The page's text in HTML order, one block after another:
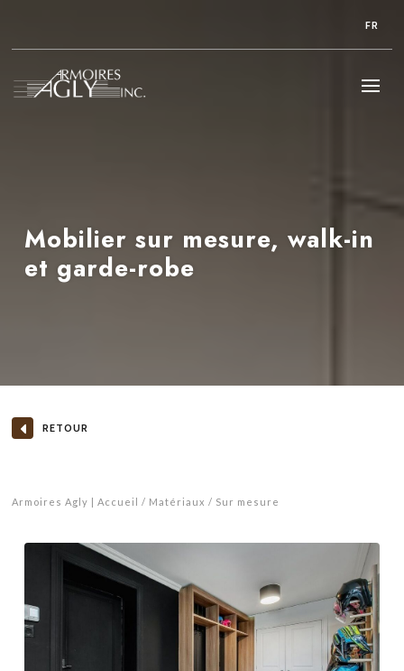
FR
Mobilier sur mesure, walk-in
et garde-robe
RETOUR
Armoires Agly | Accueil Matériaux Sur mesure